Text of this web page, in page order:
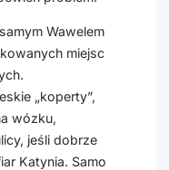
Wawelem
miejsc
„koperty”,
wózku,
jeśli dobrze
Katynia. Samo